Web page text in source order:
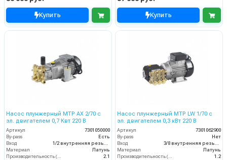
Купить Купить
Насос плунжерный MTP AX 2/70 с
эл. двигателем 0,7 Квт 220 В
Артикул
7301050000
By-pass
Есть
Вход
1/2 внутренняя резьба
Материал
Латунь
Производительность (л/мин)
2.1
Насос плунжерный MTP LW 1/70 с
эл. двигателем 0,3 кВт 220 В
Артикул
7301062900
By-pass
Нет
Вход
3/8 внутренняя резьба
Материал
Латунь
Производительность (л/мин)
1.2